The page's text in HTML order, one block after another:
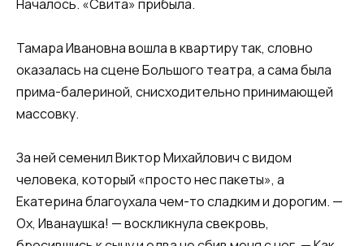
Началось. «Свита» прибыла.
Тамара Ивановна вошла в квартиру так, словно
оказалась на сцене Большого театра, а сама была
прима-балериной, снисходительно принимающей
массовку.
За ней семенил Виктор Михайлович с видом
человека, который «просто нес пакеты», а
Екатерина благоухала чем-то сладким и дорогим. —
Ох, Иванаушка! — воскликнула свекровь,